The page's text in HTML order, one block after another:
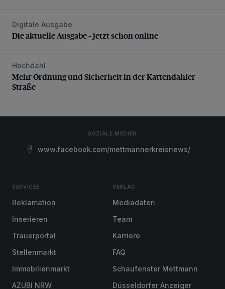
Die aktuelle Ausgabe – jetzt schon online
Digitale Ausgabe
Die aktuelle Ausgabe – jetzt schon online
Mehr Ordnung und Sicherheit in der Kattendahler Straße
Hochdahl
Mehr Ordnung und Sicherheit in der Kattendahler
Straße
SOZIALE MEDIEN
www.facebook.com/mettmannerkreisnews/
SERVICES
Reklamation
Inserieren
Trauerportal
Stellenmarkt
Immobilienmarkt
AZUBI NRW
VERLAG
Mediadaten
Team
Karriere
FAQ
Schaufenster Mettmann
Düsseldorfer Anzeiger